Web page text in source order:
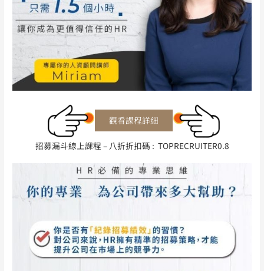
招募漏斗線上課程 – 八折折扣碼 : TOPRECRUITER0.8